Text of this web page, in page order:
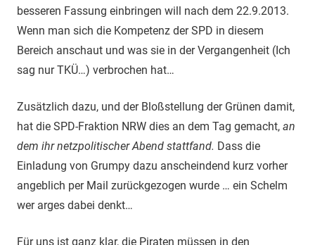
besseren Fassung einbringen will nach dem 22.9.2013.
Wenn man sich die Kompetenz der SPD in diesem
Bereich anschaut und was sie in der Vergangenheit (Ich
sag nur TKÜ…) verbrochen hat…
Zusätzlich dazu, und der Bloßstellung der Grünen damit,
hat die SPD-Fraktion NRW dies an dem Tag gemacht, an
dem ihr netzpolitischer Abend stattfand. Dass die
Einladung von Grumpy dazu anscheindend kurz vorher
angeblich per Mail zurückgezogen wurde … ein Schelm
wer arges dabei denkt…
Für uns ist ganz klar, die Piraten müssen in den